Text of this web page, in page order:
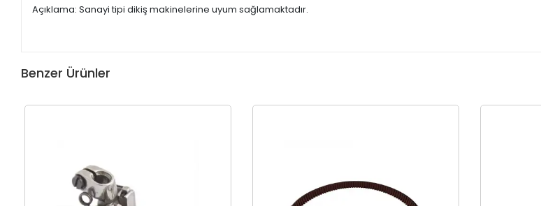
Açıklama: Sanayi tipi dikiş makinelerine uyum sağlamaktadır.
Benzer Ürünler